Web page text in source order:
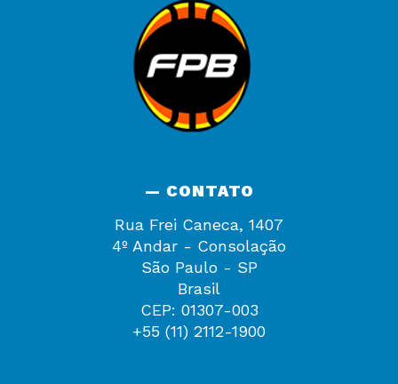
— CONTATO
Rua Frei Caneca, 1407
4º Andar - Consolação
São Paulo - SP
Brasil
CEP: 01307-003
+55 (11) 2112-1900